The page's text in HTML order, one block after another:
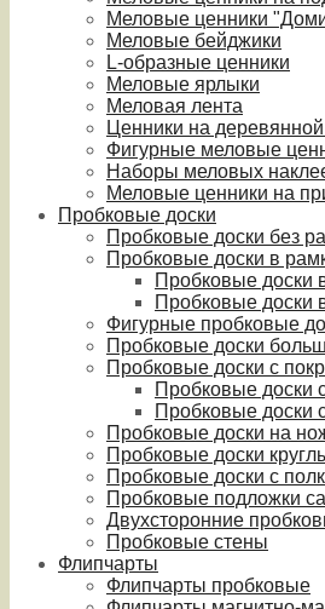
Меловые ценники
Меловые бейджики
L-образные ценники
Меловые ярлыки
Меловая лента
Ценники на
Фигурные меловые
Наборы меловых
Меловые ценники на
Пробковые доски
Пробковые доски без
Пробковые доски в
Пробковые доски
Пробковые доски
Фигурные пробковые
Пробковые доски
Пробковые доски с
Пробковые доски
Пробковые доски
Пробковые доски на
Пробковые доски
Пробковые доски с
Пробковые подложки
Двухсторонние
Пробковые стены
Флипчарты
Флипчарты пробковые